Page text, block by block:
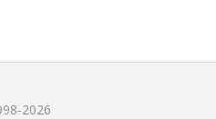
2026